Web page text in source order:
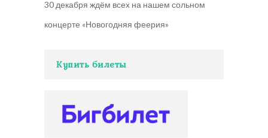
30 декабря ждём всех на нашем сольном
концерте «Новогодняя феерия»
Купить билеты